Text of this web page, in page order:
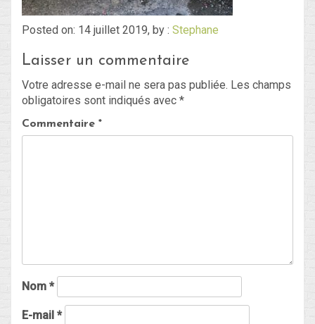
Posted on: 14 juillet 2019, by : Stephane
Laisser un commentaire
Votre adresse e-mail ne sera pas publiée. Les champs
obligatoires sont indiqués avec *
Commentaire *
Nom *
E-mail *